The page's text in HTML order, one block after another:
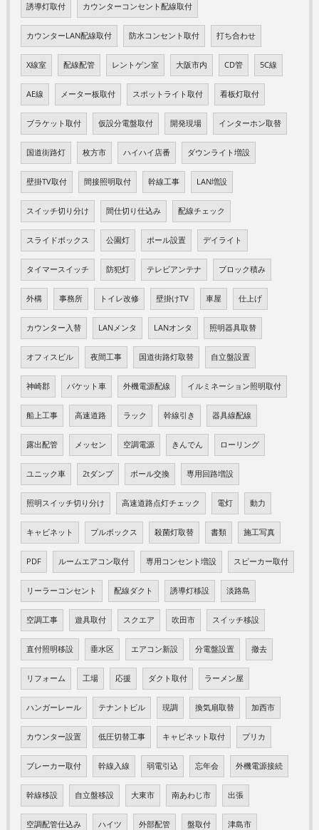
誘導灯取付 カウンターコンセント配線取付
カウンターLAN配線取付 防水コンセント取付 打ち合わせ
X線室 配線配管 レントゲン室 大阪市内 CD管 5C線
AE線 メーター板取付 スポットライト取付 看板灯取付
ブラケット取付 仮設分電盤取付 開発現場 インターホン取替
国道街路灯 枚方市 ハイハイ店番 ダウンライト増設
壁掛TV取付 間接照明取付 幹線工事 LAN増設
スイッチ切り分け 間仕切り仕込み 配線チェック
スライドボックス 公園灯 ポール設置 デイライト
タイマースイッチ 防犯灯 テレビアンテナ ブロック積み
外構 事務所 トイレ改修 壁掛けTV 車屋 仕上げ
カウンター入替 LANメンタ LANオンタ 照明器具取替
オフィスビル 夜間工事 国道街路灯取替 自立盤設置
神崎郡 バケット車 外機電源配線 イルミネーション照明取付
船上工事 高速道路 ラック 幹線引き 器具線配線
露出配管 メッセン 空調電源 きんでん ローリング
ユニック車 2tダンプ ポール交換 専用回路増設
照明スイッチ切り分け 高速道路点灯チェック 電灯 動力
キャビネット プルボックス 殺菌灯取替 書類 施工写真
PDF ルームエアコン取付 専用コンセント増設 スピーカー取付
リーラーコンセント 配線ダクト 誘導灯移設 淡路島
空調工事 遊具取付 スクエア 吹田市 スイッチ移設
直付照明移設 垂水区 エアコン新設 分電盤設置 撤去
リフォーム 工場 応援 ダクト取付 ラーメン屋
ハンガーレール テナントビル 現調 換気扇取替 加西市
カウンター設置 低圧切替工事 キャビネット取付 プリカ
ブレーカー取付 幹線入線 弱電引込 忘年会 外機電源接続
幹線移設 自立盤移設 大東市 南あわじ市 出張
空調配管仕込み ハイツ 外部配管 盤取付 津島市